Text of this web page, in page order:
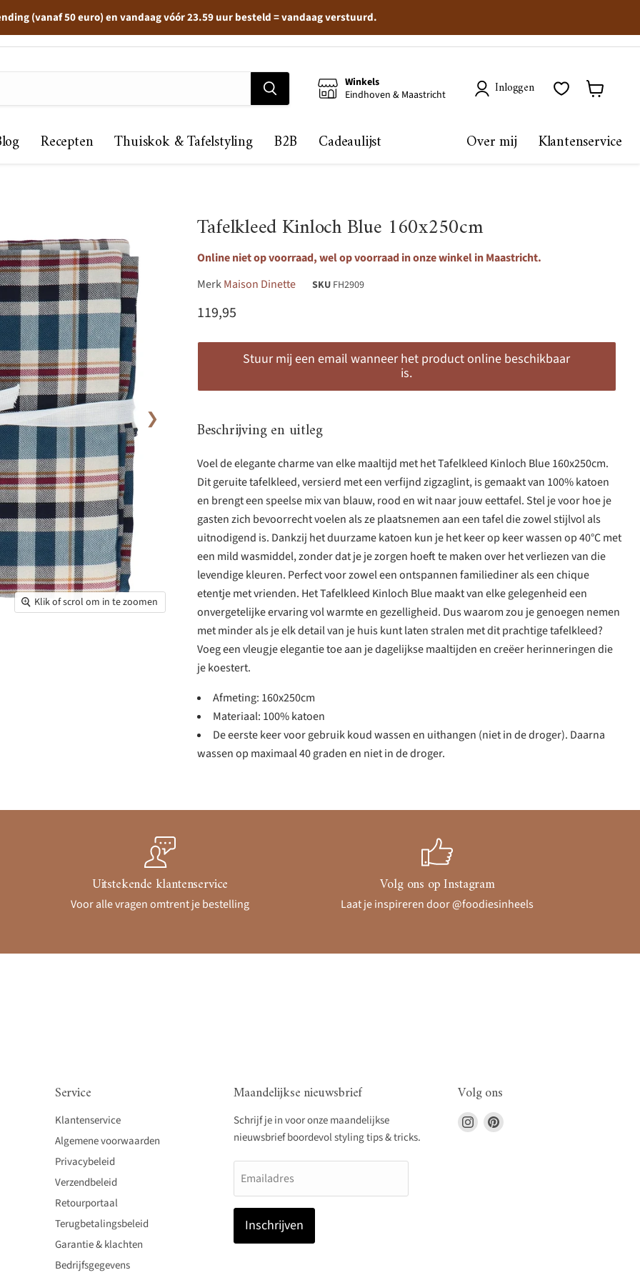
(vanaf 50 euro) en vandaag vóór 23.59 uur besteld = vandaag verstuurd.
Winkels
Eindhoven & Maastricht
Inloggen
Recepten Thuiskok & Tafelstyling B2B Cadeaulijst Over mij Klantenservice
Klik of scrol om in te zoomen
❯
Tafelkleed Kinloch Blue 160x250cm
Online niet op voorraad, wel op voorraad in onze winkel in Maastricht.
MerkMaison Dinette SKU FH2909
Huidige prijs
119,95
Stuur mij een email wanneer het product online beschikbaar
is.
Beschrijving en uitleg
Voel de elegante charme van elke maaltijd met het Tafelkleed Kinloch Blue 160x250cm.
Dit geruite tafelkleed, versierd met een verfijnd zigzaglint, is gemaakt van 100% katoen
en brengt een speelse mix van blauw, rood en wit naar jouw eettafel. Stel je voor hoe je
gasten zich bevoorrecht voelen als ze plaatsnemen aan een tafel die zowel stijlvol als
uitnodigend is. Dankzij het duurzame katoen kun je het keer op keer wassen op 40°C met
een mild wasmiddel, zonder dat je je zorgen hoeft te maken over het verliezen van die
levendige kleuren. Perfect voor zowel een ontspannen familiediner als een chique
etentje met vrienden. Het Tafelkleed Kinloch Blue maakt van elke gelegenheid een
onvergetelijke ervaring vol warmte en gezelligheid. Dus waarom zou je genoegen nemen
met minder als je elk detail van je huis kunt laten stralen met dit prachtige tafelkleed?
Voeg een vleugje elegantie toe aan je dagelijkse maaltijden en creëer herinneringen die
je koestert.
Afmeting: 160x250cm
Materiaal: 100% katoen
De eerste keer voor gebruik koud wassen en uithangen (niet in de droger). Daarna
wassen op maximaal 40 graden en niet in de droger.
Uitstekende klantenservice
Voor alle vragen omtrent je bestelling
Volg ons op Instagram
Laat je inspireren door @foodiesinheels
Service
Klantenservice
Algemene voorwaarden
Privacybeleid
Verzendbeleid
Retourportaal
Terugbetalingsbeleid
Garantie & klachten
Bedrijfsgegevens
Maandelijkse nieuwsbrief
Schrijf je in voor onze maandelijkse
nieuwsbrief boordevol styling tips & tricks.
Emailadres
Inschrijven
Volg ons
Vind
ons
Vind